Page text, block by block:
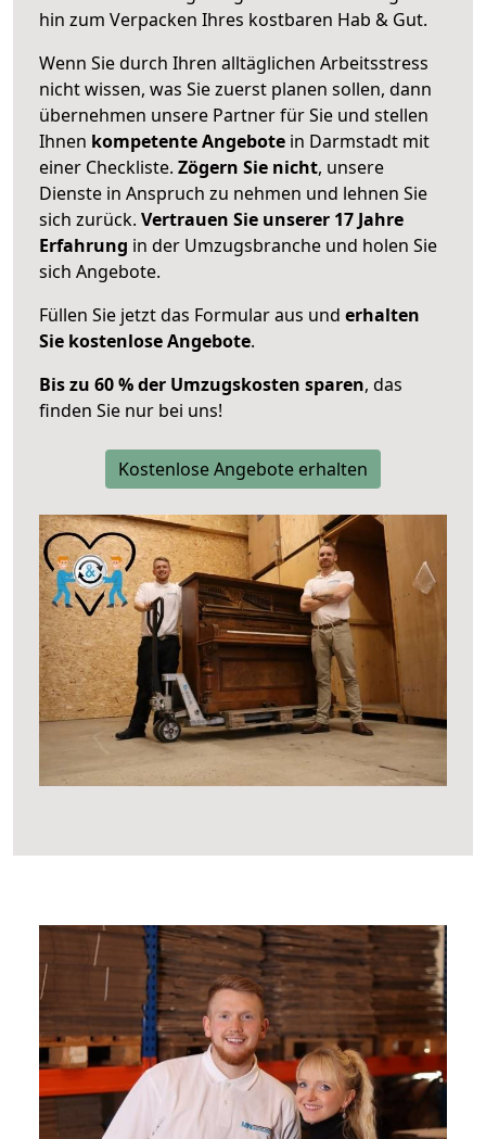
hin zum Verpacken Ihres kostbaren Hab & Gut.
Wenn Sie durch Ihren alltäglichen Arbeitsstress
nicht wissen, was Sie zuerst planen sollen, dann
übernehmen unsere Partner für Sie und stellen
Ihnen kompetente Angebote in Darmstadt mit
einer Checkliste. Zögern Sie nicht, unsere
Dienste in Anspruch zu nehmen und lehnen Sie
sich zurück. Vertrauen Sie unserer 17 Jahre
Erfahrung in der Umzugsbranche und holen Sie
sich Angebote.
Füllen Sie jetzt das Formular aus und erhalten
Sie kostenlose Angebote.
Bis zu 60 % der Umzugskosten sparen, das
finden Sie nur bei uns!
Kostenlose Angebote erhalten